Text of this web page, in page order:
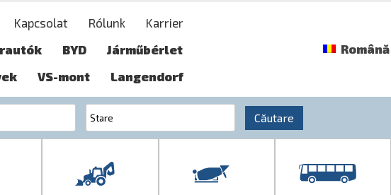
Kapcsolat Rólunk
Karrier
BYD
Járműbérlet
VS-mont Langendorf
Română
Căutare